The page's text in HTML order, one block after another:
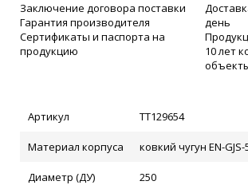
Заключение договора поставки
Гарантия производителя
Сертификаты и паспорта на
продукцию
день
10 лет
Артикул ТТ129654
Материал корпуса ковкий чугун EN-GJS-
Диаметр (ДУ) 250